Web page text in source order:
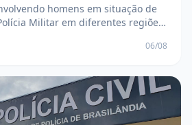
homens em situação de
Militar em diferentes regiões
06/08